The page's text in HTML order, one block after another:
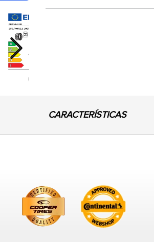
Next
CARACTERÍSTICAS